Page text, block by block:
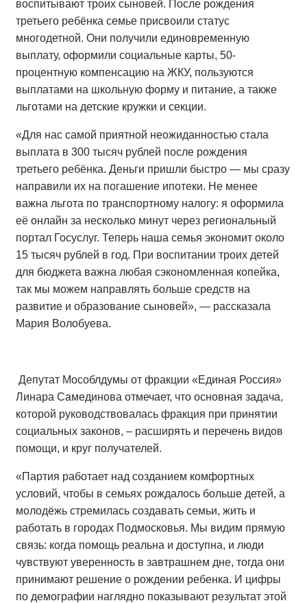
воспитывают троих сыновей. После рождения
третьего ребёнка семье присвоили статус
многодетной. Они получили единовременную
выплату, оформили социальные карты, 50-
процентную компенсацию на ЖКУ, пользуются
выплатами на школьную форму и питание, а также
льготами на детские кружки и секции.
«Для нас самой приятной неожиданностью стала
выплата в 300 тысяч рублей после рождения
третьего ребёнка. Деньги пришли быстро — мы сразу
направили их на погашение ипотеки. Не менее
важна льгота по транспортному налогу: я оформила
её онлайн за несколько минут через региональный
портал Госуслуг. Теперь наша семья экономит около
15 тысяч рублей в год. При воспитании троих детей
для бюджета важна любая сэкономленная копейка,
так мы можем направлять больше средств на
развитие и образование сыновей», — рассказала
Мария Волобуева.
Депутат Мособлдумы от фракции «Единая Россия»
Линара Самединова отмечает, что основная задача,
которой руководствовалась фракция при принятии
социальных законов, – расширять и перечень видов
помощи, и круг получателей.
«Партия работает над созданием комфортных
условий, чтобы в семьях рождалось больше детей, а
молодёжь стремилась создавать семьи, жить и
работать в городах Подмосковья. Мы видим прямую
связь: когда помощь реальна и доступна, и люди
чувствуют уверенность в завтрашнем дне, тогда они
принимают решение о рождении ребенка. И цифры
по демографии наглядно показывают результат этой